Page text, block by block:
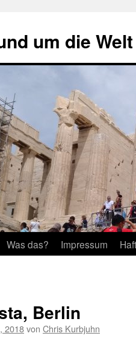
um die Welt
Was das? Impressum
Berlin
2018von Chris Kurbjuhn